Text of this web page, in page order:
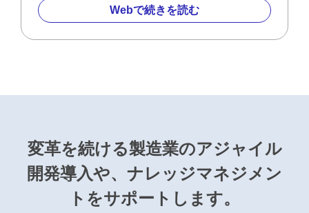
Webで続きを読む
変⾰を続ける製造業のアジャイル
開発導⼊や、 ナレッジマネジメン
トをサポートします。